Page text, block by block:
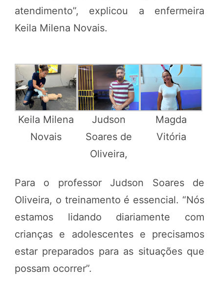
atendimento”, explicou a enfermeira
Keila Milena Novais.
Keila Milena
Novais
Judson
Soares de
Oliveira,
Magda
Vitória
Para o professor Judson Soares de
Oliveira, o treinamento é essencial. “Nós
estamos lidando diariamente com
crianças e adolescentes e precisamos
estar preparados para as situações que
possam ocorrer”.